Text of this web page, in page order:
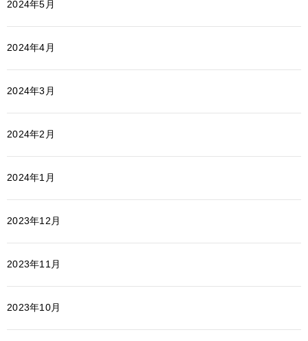
2024年5月
2024年4月
2024年3月
2024年2月
2024年1月
2023年12月
2023年11月
2023年10月